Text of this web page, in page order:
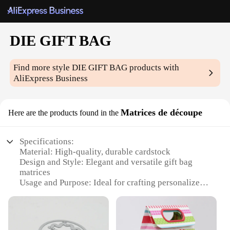
DIE GIFT BAG
Find more styleDIE GIFT BAG products with
AliExpress Business
Here are the products found in the Matrices de découpe
Specifications:
Material: High-quality, durable cardstock
Design and Style: Elegant and versatile gift bag
matrices
Usage and Purpose: Ideal for crafting personalized
Shape or Size: Available in various shapes and sizes
Performance and Property: Sturdy enough to hold